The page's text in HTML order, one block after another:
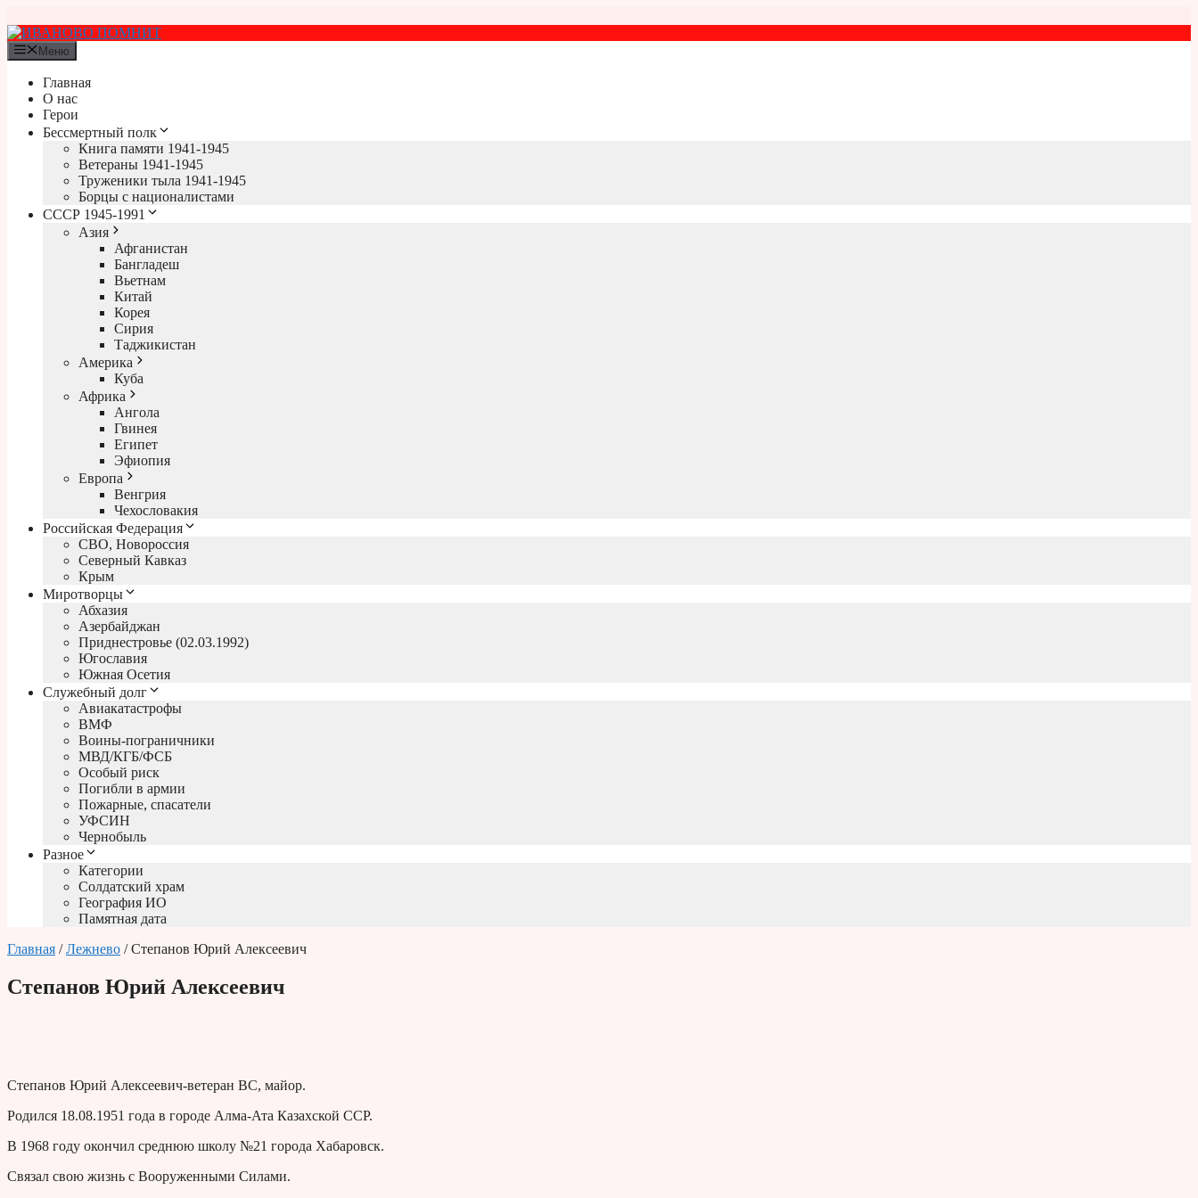
к
содержимому
Меню
Главная
О нас
Герои
Бессмертный полк
Книга памяти 1941-1945
Ветераны 1941-1945
Труженики тыла 1941-1945
Борцы с националистами
СССР 1945-1991
Азия
Афганистан
Бангладеш
Вьетнам
Китай
Корея
Сирия
Таджикистан
Америка
Куба
Африка
Ангола
Гвинея
Египет
Эфиопия
Европа
Венгрия
Чехословакия
Российская Федерация
СВО, Новороссия
Северный Кавказ
Крым
Миротворцы
Абхазия
Азербайджан
Приднестровье (02.03.1992)
Югославия
Южная Осетия
Служебный долг
Авиакатастрофы
ВМФ
Воины-пограничники
МВД/КГБ/ФСБ
Особый риск
Погибли в армии
Пожарные, спасатели
УФСИН
Чернобыль
Разное
Категории
Солдатский храм
География ИО
Памятная дата
Главная /Лежнево / Степанов Юрий Алексеевич
Степанов Юрий Алексеевич
Степанов Юрий Алексеевич-ветеран ВС, майор.
Родился 18.08.1951 года в городе Алма-Ата Казахской ССР.
В 1968 году окончил среднюю школу №21 города Хабаровск.
Связал свою жизнь с Вооруженными Силами.